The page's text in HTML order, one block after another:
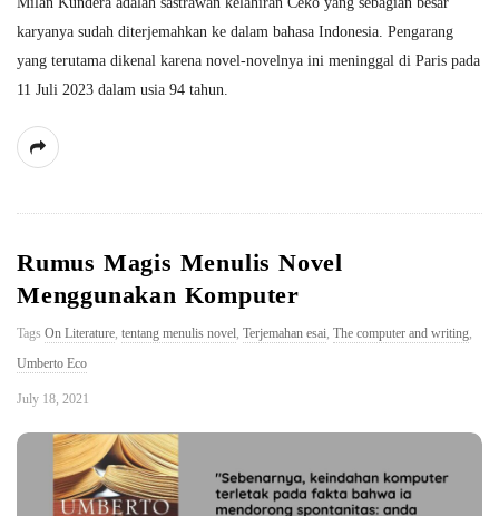
karyanya sudah diterjemahkan ke dalam bahasa Indonesia. Pengarang
yang terutama dikenal karena novel-novelnya ini meninggal di Paris pada
11 Juli 2023 dalam usia 94 tahun.
Rumus Magis Menulis Novel
Menggunakan Komputer
Tags On Literature tentang menulis novel Terjemahan esai The computer and writing
Umberto Eco
July 18, 2021